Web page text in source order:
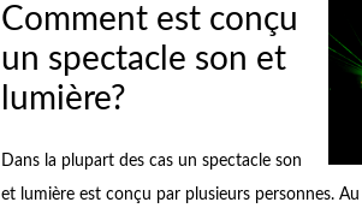
Comment est conçu
un spectacle son et
lumière?
Dans la plupart des cas un spectacle son
et lumière est conçu par plusieurs personnes.